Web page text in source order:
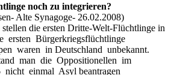
noch zu integrieren?
Alte Synagoge- 26.02.2008)
die ersten Dritte-Welt-Flüchtlinge in
ersten Bürgerkriegsflüchtlinge
waren in Deutschland unbekannt.
man die Oppositionellen im
einmal Asyl beantragen